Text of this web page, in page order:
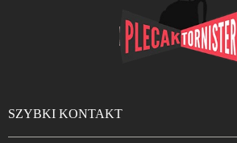
SZYBKI KONTAKT